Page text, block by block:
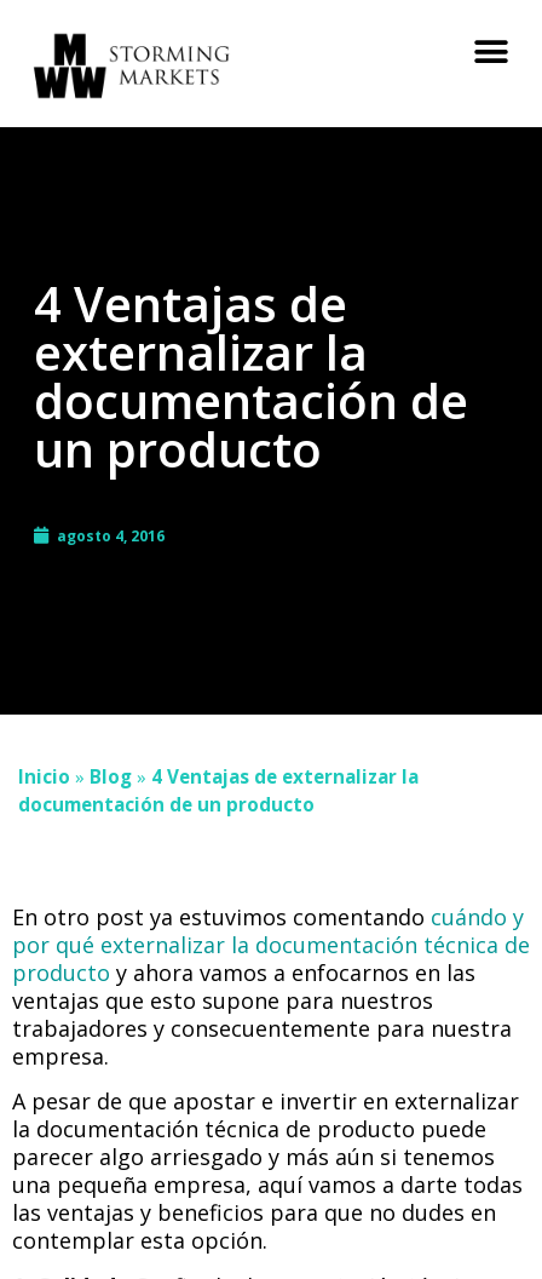
4 Ventajas de
externalizar la
documentación de
un producto
agosto 4, 2016
Inicio » Blog » 4 Ventajas de externalizar la
documentación de un producto
En otro post ya estuvimos comentando cuándo y
por qué externalizar la documentación técnica de
producto y ahora vamos a enfocarnos en las
ventajas que esto supone para nuestros
trabajadores y consecuentemente para nuestra
empresa.
A pesar de que apostar e invertir en externalizar
la documentación técnica de producto puede
parecer algo arriesgado y más aún si tenemos
una pequeña empresa, aquí vamos a darte todas
las ventajas y beneficios para que no dudes en
contemplar esta opción.